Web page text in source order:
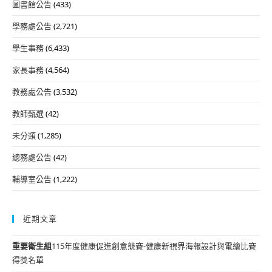
圖書館公告(433)
學務處公告(2,721)
學生事務(6,433)
家長事務(4,564)
教務處公告(3,532)
教師甄選(42)
未分類(1,285)
總務處公告(42)
輔導室公告(1,222)
近期文章
重要衛生組115年度健康促進創意競賽-健康新視界海報設計與電繪比賽
得獎名單